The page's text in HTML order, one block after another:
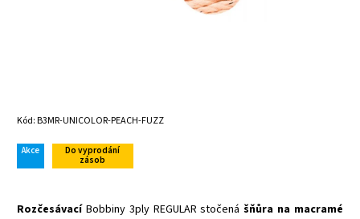
Kód:B3MR-UNICOLOR-PEACH-FUZZ
Akce
Do vyprodání
zásob
RozčesávacíBobbiny 3ply REGULAR stočenášňůra na macramé